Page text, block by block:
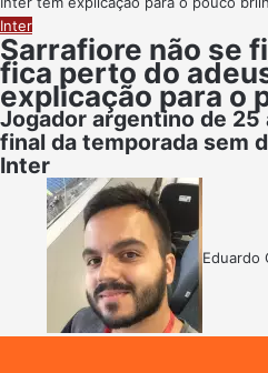
Inter
Sarrafiore não se
fica perto do
explicação para o
Jogador argentino de 25
final da temporada sem
Inter
Eduardo